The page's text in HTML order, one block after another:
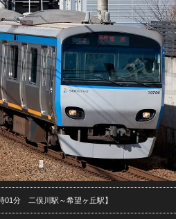
01分 二俣川駅～希望ヶ丘駅】